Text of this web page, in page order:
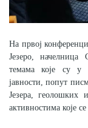
Вијести
Јавни
На првој
Језеро,
темама које су у
јавности, попут
Језера, геолошких
активностима које